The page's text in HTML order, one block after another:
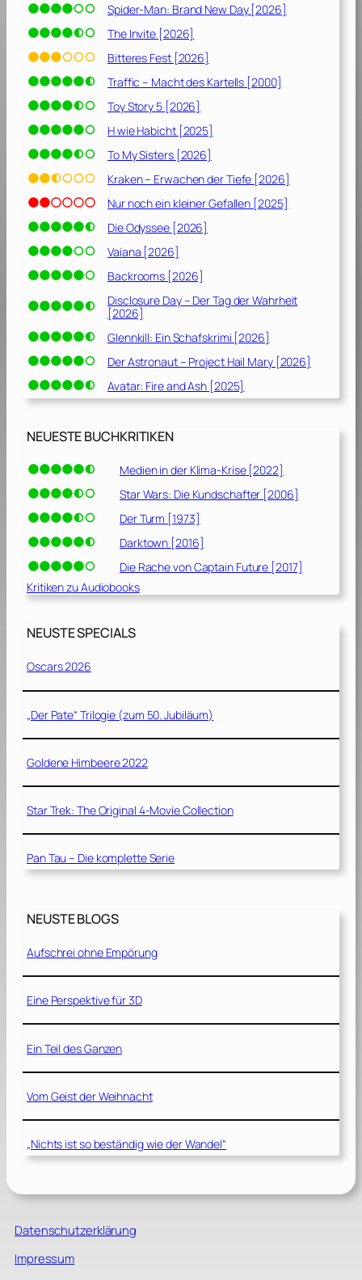
a
v
i
a
“
[
2
0
1
2
Spider-Man: Brand New Day [2026]
The Invite [2026]
Bitteres Fest [2026]
Traffic – Macht des Kartells [2000]
Toy Story 5 [2026]
H wie Habicht [2025]
To My Sisters [2026]
Kraken – Erwachen der Tiefe [2026]
Nur noch ein kleiner Gefallen [2025]
Die Odyssee [2026]
Vaiana [2026]
Backrooms [2026]
Disclosure Day – Der Tag der Wahrheit
[2026]
Glennkill: Ein Schafskrimi [2026]
Der Astronaut – Project Hail Mary [2026]
Avatar: Fire and Ash [2025]
NEUESTE BUCHKRITIKEN
Medien in der Klima-Krise [2022]
Star Wars: Die Kundschafter [2006]
Der Turm [1973]
Darktown [2016]
Die Rache von Captain Future [2017]
Kritiken zu Audiobooks
NEUSTE SPECIALS
Oscars 2026
„Der Pate“ Trilogie (zum 50. Jubiläum)
Goldene Himbeere 2022
Star Trek: The Original 4-Movie Collection
Pan Tau – Die komplette Serie
NEUSTE BLOGS
Aufschrei ohne Empörung
Eine Perspektive für 3D
Ein Teil des Ganzen
Vom Geist der Weihnacht
„Nichts ist so beständig wie der Wandel“
Datenschutzerklärung
Impressum